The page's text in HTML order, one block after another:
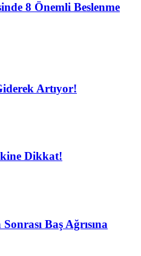
8 Önemli Beslenme
Artıyor!
Dikkat!
Baş Ağrısına